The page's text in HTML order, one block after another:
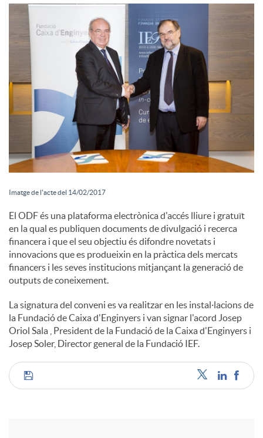
l
Imatge de l'acte del 14/02/2017
El ODF és una plataforma electrònica d'accés lliure i gratuït
en la qual es publiquen documents de divulgació i recerca
financera i que el seu objectiu és difondre novetats i
innovacions que es produeixin en la pràctica dels mercats
financers i les seves institucions mitjançant la generació de
outputs de coneixement.
La signatura del conveni es va realitzar en les instal·lacions de
la Fundació de Caixa d'Enginyers i van signar l'acord Josep
Oriol Sala , President de la Fundació de la Caixa d'Enginyers i
Josep Soler, Director general de la Fundació IEF.
C